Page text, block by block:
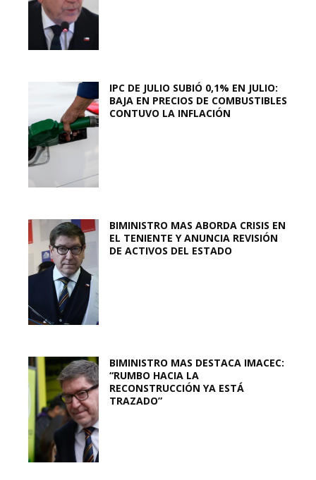
IPC DE JULIO SUBIÓ 0,1% EN JULIO:
BAJA EN PRECIOS DE COMBUSTIBLES
CONTUVO LA INFLACIÓN
BIMINISTRO MAS ABORDA CRISIS EN
EL TENIENTE Y ANUNCIA REVISIÓN
DE ACTIVOS DEL ESTADO
BIMINISTRO MAS DESTACA IMACEC:
“RUMBO HACIA LA
RECONSTRUCCIÓN YA ESTÁ
TRAZADO”